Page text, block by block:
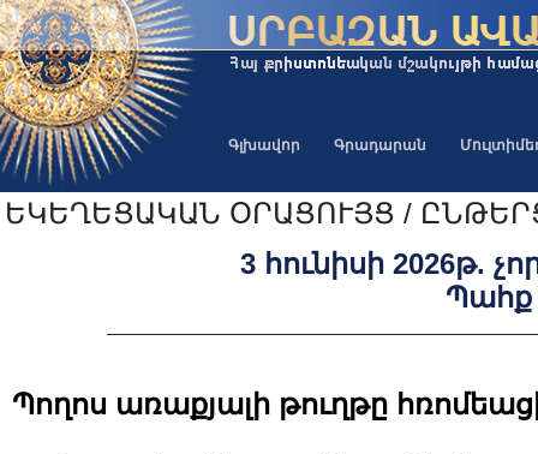
Գլխավոր Գրադարան
ԵԿԵՂԵՑԱԿԱՆ ՕՐԱՑՈՒՅՑ /
3 հունիսի 2026թ.
Պահք
Պողոս առաքյալի թուղթը